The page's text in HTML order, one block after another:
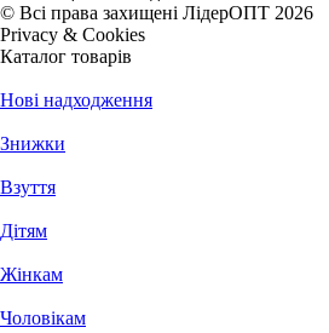
© Всі права захищені ЛідерОПТ 2026
Privacy & Cookies
Каталог товарів
Нові надходження
Знижки
Взуття
Дітям
Жінкам
Чоловікам